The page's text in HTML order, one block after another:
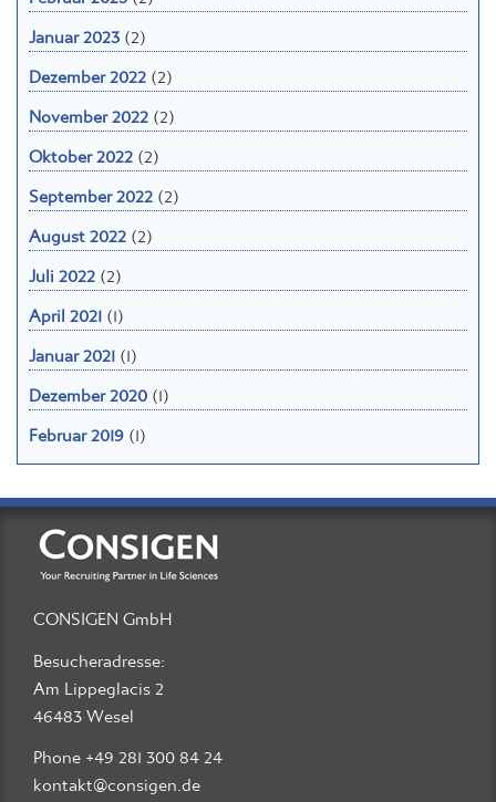
Januar 2023(2)
Dezember 2022(2)
November 2022(2)
Oktober 2022(2)
September 2022(2)
August 2022(2)
Juli 2022(2)
April 2021(1)
Januar 2021(1)
Dezember 2020(1)
Februar 2019(1)
CONSIGEN GmbH
Besucheradresse:
Am Lippeglacis 2
46483 Wesel
Phone +49 281 300 84 24
kontakt@consigen.de